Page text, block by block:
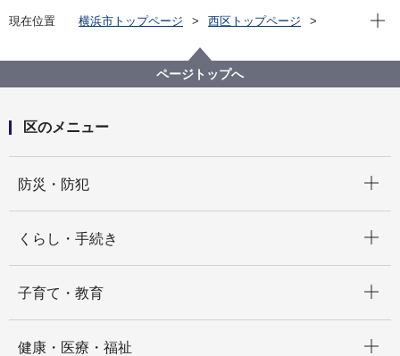
現在位置 横浜市トップページ
西区トップページ
現在
ページトップへ
区のメニュー
防災・防犯
くらし・手続き
子育て・教育
健康・医療・福祉